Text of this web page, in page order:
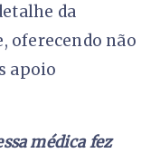
da
oferecendo não
apoio
médica fez